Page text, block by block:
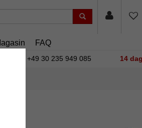
FAQ
+49 30 235 949 085 14